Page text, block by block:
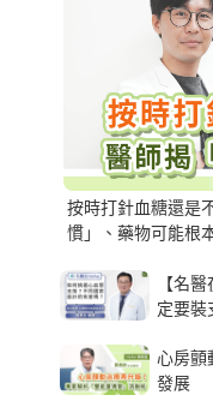
按時打針血糖還是
慣」、藥物可能根
【名
定要裝
心房顫
發展